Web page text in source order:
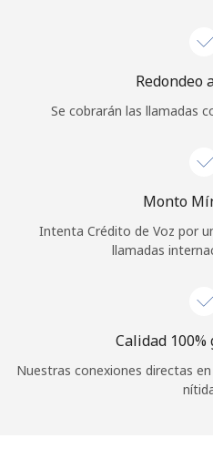
o
Redondeo
Se cobrarán las llamadas
Monto
Intenta Crédito de Voz por
llamadas
Calidad
Nuestras conexiones directas